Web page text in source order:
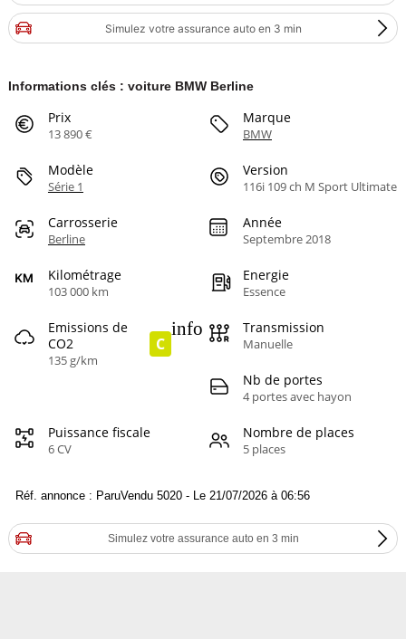
Simulez votre assurance auto en 3 min
Informations clés : voiture BMW Berline
Prix
13 890 €
Marque
BMW
Modèle
Série 1
Version
116i 109 ch M Sport Ultimate
Carrosserie
Berline
Année
Septembre 2018
Kilométrage
103 000 km
Energie
Essence
Emissions de
CO2
135 g/km
C
info Transmission
Manuelle
Nb de portes
4 portes avec hayon
Puissance fiscale
6 CV
Nombre de places
5 places
Réf. annonce : ParuVendu 5020 - Le 21/07/2026 à 06:56
Simulez votre assurance auto en 3 min